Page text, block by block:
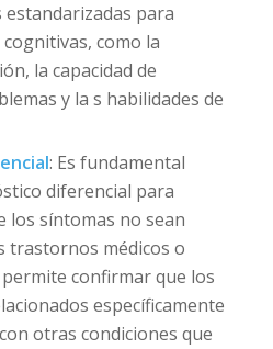
para
como la
la capacidad de
y la s habilidades de
: Es fundamental
diferencial para
los síntomas no sean
trastornos médicos o
confirmar que los
específicamente
otras condiciones que